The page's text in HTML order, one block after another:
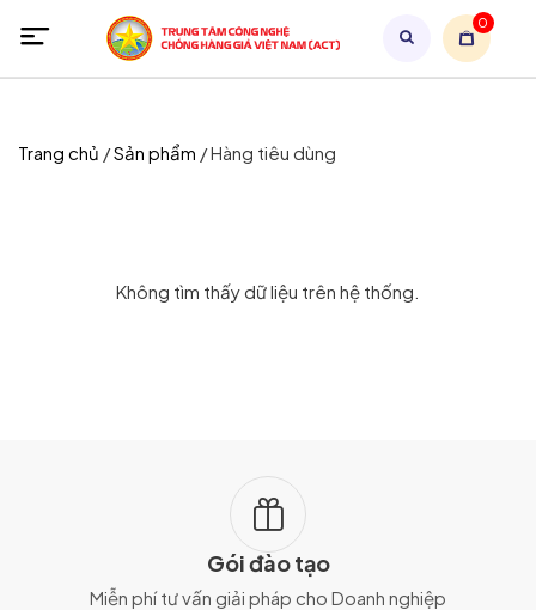
0
Trang chủ /Sản phẩm /Hàng tiêu dùng
Không tìm thấy dữ liệu trên hệ thống.
Gói đào tạo
Miễn phí tư vấn giải pháp cho Doanh nghiệp